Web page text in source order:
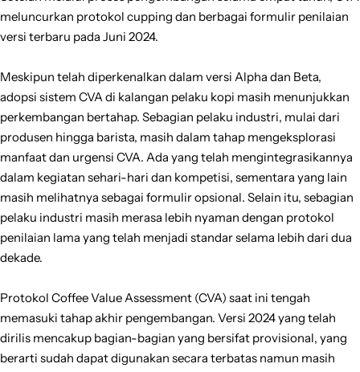
meluncurkan protokol cupping dan berbagai formulir penilaian
versi terbaru pada Juni 2024.
Meskipun telah diperkenalkan dalam versi Alpha dan Beta,
adopsi sistem CVA di kalangan pelaku kopi masih menunjukkan
perkembangan bertahap. Sebagian pelaku industri, mulai dari
produsen hingga barista, masih dalam tahap mengeksplorasi
manfaat dan urgensi CVA. Ada yang telah mengintegrasikannya
dalam kegiatan sehari-hari dan kompetisi, sementara yang lain
masih melihatnya sebagai formulir opsional. Selain itu, sebagian
pelaku industri masih merasa lebih nyaman dengan protokol
penilaian lama yang telah menjadi standar selama lebih dari dua
dekade.
Protokol Coffee Value Assessment (CVA) saat ini tengah
memasuki tahap akhir pengembangan. Versi 2024 yang telah
dirilis mencakup bagian-bagian yang bersifat provisional, yang
berarti sudah dapat digunakan secara terbatas namun masih